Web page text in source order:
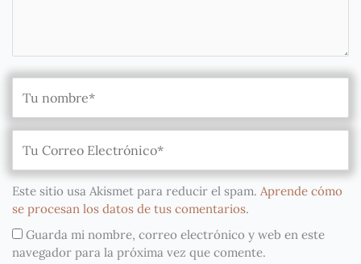
Este sitio usa Akismet para reducir el spam. Aprende cómo
se procesan los datos de tus comentarios.
Guarda mi nombre, correo electrónico y web en este
navegador para la próxima vez que comente.